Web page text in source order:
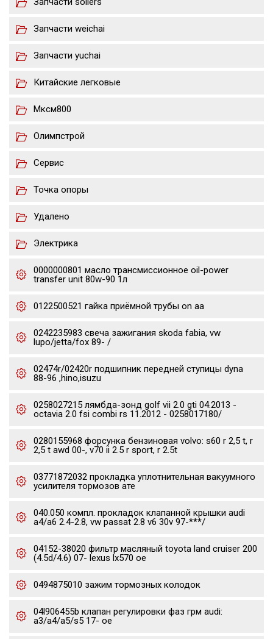
Запчасти weichai
Запчасти yuchai
Китайские легковые
Мксм800
Олимпстрой
Сервис
Точка опоры
Удалено
Электрика
0000000801 масло трансмиссионное oil-power
transfer unit 80w-90 1л
0122500521 гайка приёмной трубы on aa
0242235983 свеча зажигания skoda fabia, vw
lupo/jetta/fox 89- /
02474r/02420r подшипник передней ступицы dyna
88-96 ,hino,isuzu
0258027215 лямбда-зонд golf vii 2.0 gti 04.2013 -
octavia 2.0 fsi combi rs 11.2012 - 0258017180/
0280155968 форсунка бензиновая volvo: s60 r 2,5 t, r
2,5 t awd 00-, v70 ii 2.5 r sport, r 2.5t
03771872032 прокладка уплотнительная вакуумного
усилителя тормозов ате
040.050 компл. прокладок клапанной крышки audi
a4/a6 2.4-2.8, vw passat 2.8 v6 30v 97-***/
04152-38020 фильтр масляный toyota land cruiser 200
(4.5d/4.6) 07- lexus lx570 oe
0494875010 зажим тормозных колодок
04l906455b клапан регулировки фаз грм audi:
a3/a4/a5/s5 17- oe